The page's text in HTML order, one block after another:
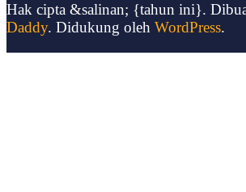
Hak cipta &salinan; {tahun ini}.
Daddy. Didukung oleh WordPress.